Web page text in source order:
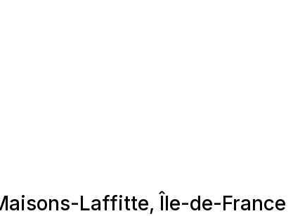
Laffitte, Île-de-France